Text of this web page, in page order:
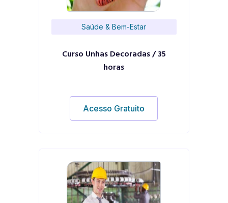
Saúde & Bem-Estar
Curso Unhas Decoradas / 35
horas
Acesso Gratuito